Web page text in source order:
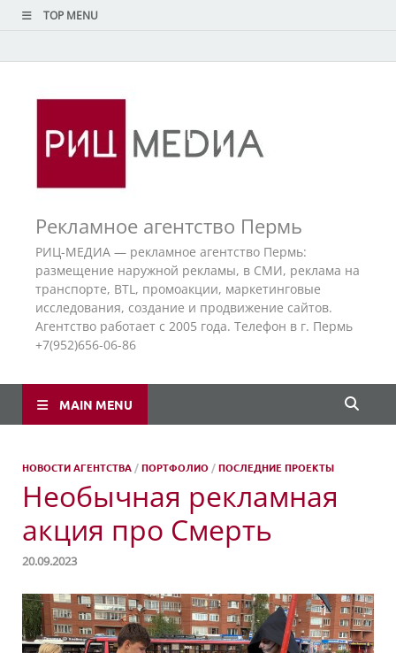
TOP MENU
Рекламное агентство Пермь
РИЦ-МЕДИА — рекламное агентство Пермь:
размещение наружной рекламы, в СМИ, реклама на
транспорте, BTL, промоакции, маркетинговые
исследования, создание и продвижение сайтов.
Агентство работает с 2005 года. Телефон в г. Пермь
+7(952)656-06-86
MAIN MENU
НОВОСТИ АГЕНТСТВА /ПОРТФОЛИО /ПОСЛЕДНИЕ ПРОЕКТЫ
Необычная рекламная
акция про Смерть
20.09.2023